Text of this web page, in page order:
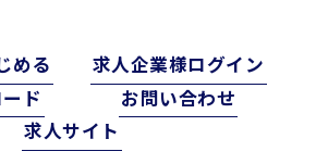
める
求⼈企業様ログイン
ド
お問い合わせ
求⼈サイト